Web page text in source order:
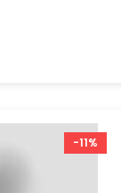
-11%